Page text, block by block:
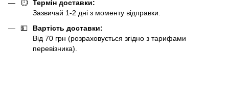
⏱️
Термін доставки:
Зазвичай 1-2 дні з моменту відправки.
💵
Вартість доставки:
Від 70 грн (розраховується згідно з тарифами
перевізника).